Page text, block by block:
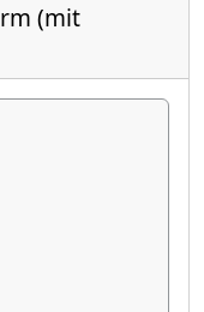
(mit